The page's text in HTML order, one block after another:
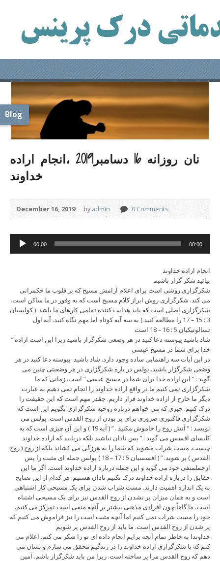
Blog
نان روزانه 16 دسامبر2019 ،انجام اراده
خداوند
December 16, 2019 byadmin 0 Comments
Audio
Player
00:00 00:00
انجام اراده خداوند
بیائید شکر گزار باشیم
شکرگزاری روشی است برای اعلام آرامش مسیح که بر قلوب ما حکمرانی
می کند. شکرگزاری روش ابراز کلام مسیح است که به وفور در ما ساکن است.
شکرگزاری اصلی است که باید هدایت کننده تمامی کارهای ما باشد. ( کولسیان
3 : 15 – 17 را مطالعه کنید.) به سه آیه کوتاه اما مهم نگاه کنید. آیه اول
تسالونیکیان 5 : 16 – 18 است
” شاد باشید پیوسته دعا کنید در هر وضعی شکرگزار باشید زیرا این است اراده
خدا برای شما در مسیح عیسی
در این آیات سه راهنمایی ساده وجود دارد. شاد باشید. پیوسته دعا کنید در هر
وضعی شکرگزار باشید. پولس در باره شکرگزاری در هر وضعیتی چنین می
گوید : ” این اراده خدا برای شما در مسیح عیسی ” است. زمانی که ما
شکرگزاری نمی کنیم ما در واقع اراده خداوند را انجام نمی دهیم به عبارت
دیگر ما خارج از اراده خداوند قرار داریم. چقدر مهم است که این حقیقت را
درک کنیم. چیزی که می خواهم درباره روحیه شکرگزاری بگویم این است که
شکرگزاری فاکتوری ضروری برای پر بودن از روح القدس است. پولس می
نویسد : ” آتش روح را خاموش مکنید . ” ( آیه 19 ) و این آن چیزی است که به
کلیسای افسس می گوید : ” پس نادان نباشید بلکه دریابید که اراده خداوند
چیست. مست شراب مشوید که شما را به هرزگی می کشاند بلکه از روح ( روح
القدس ) پر شوید. ” ( افسسیان 5 : 17 – 18 ) پولس جمله ای مثبت را پس
ازجملمنفی خود می گوید و این جمله درباره اراده خداوند است. اگر ما این
حقایق را درباره اراده خداوند درک نکنیم نادان هستیم. هر کدام از این نصایح
به یک اندازه اهمیت دارند. مست شراب شدن برای یک مسیحی کار اشتباهی
است و به همان میزان پر نشدن از روح القدس نیز برای یک مسیحی اشتباه
است. ما گاهاً چون افرادی مذهبی بیشتر بر آنچه منفی است تمرکز می کنیم.
خود را مست شراب نمی کنیم اما آنچه مثبت است را نیز فراموش می کنیم که
پر شدن از روح القدس است. ما باید از روح القدس پر شویم
خداوندا به خاطر تمام آنچه برایم انجام داده ای تو را شکر می کنم. اعلام می
کنم که با شکرگزاری اراده خداوند را در زندگیم محقق می سازم و نشان می
دهم که روح القدس مرا پر ساخته است. زیرا من باید شکرگزار باشم. آمین